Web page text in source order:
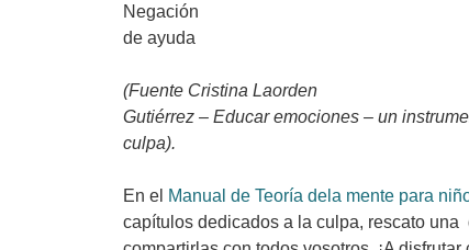
Negación
de ayuda
(Fuente Cristina Laorden
Gutiérrez – Educar emociones – un
culpa).
En el Manual de Teoría dela mente para
capítulos dedicados a la culpa, rescato